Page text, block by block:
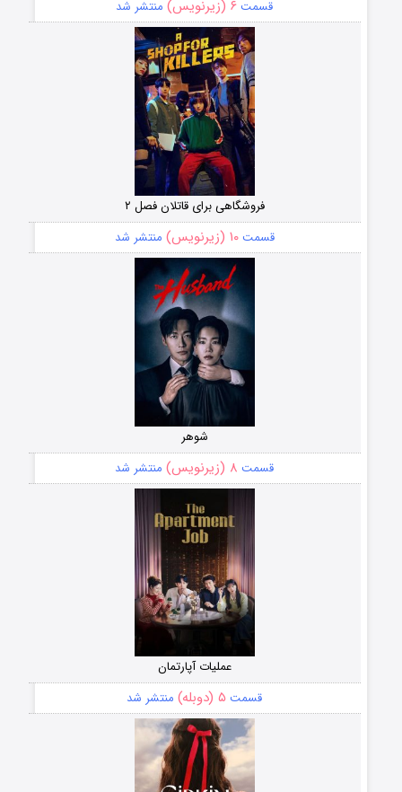
قسمت ۶ (زیرنویس) منتشر شد
فروشگاهی برای قاتلان فصل ۲
قسمت۱۰ (زیرنویس) منتشر شد
شوهر
قسمت ۸ (زیرنویس) منتشر شد
عملیات آپارتمان
قسمت ۵ (دوبله) منتشر شد